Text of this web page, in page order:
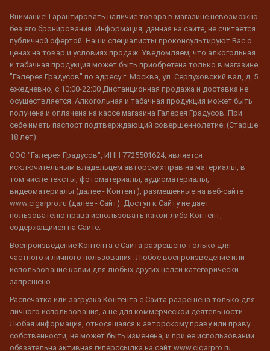
Внимание! Гарантировать наличие товара в магазине невозможно
без его бронирования. Информация, данная на сайте, не считается
публичной офертой. Наши специалисты проконсультируют Вас о
ценах на товар и условиях продаж. Уведомляем, что алкогольная
и табачная продукция может быть приобретена только в магазине
"Галерея Градусов" по адресу г. Москва, ул. Серпуховский вал, д. 5
ежедневно, с 10:00-22:00 Дистанционная продажа и доставка не
осуществляется. Алкогольная и табачная продукция может быть
получена и оплачена на кассе магазина Галерея Градусов. При
себе иметь паспорт подтверждающий совершеннолетие. (Старше
18 лет)
ООО "Галерея Градусов", ИНН 7725501624, является
исключительным владельцем авторских прав на материалы, в
том числе тексты, фотоматериалы, аудиоматериалы,
видеоматериалы (далее - Контент), размещенные на веб-сайте
www.cigarpro.ru (далее - Сайт). Доступ к Сайту не дает
пользователю права использовать какой-либо Контент,
содержащийся на Сайте.
Воспроизведение Контента с Сайта разрешено только для
частного и личного пользования. Любое воспроизведение или
использование копий для любых других целей категорически
запрещено.
Распечатка или загрузка Контента с Сайта разрешена только для
личного использования, а не для коммерческой деятельности.
Любая информация, относящаяся к авторскому праву или праву
собственности, не может быть изменена, и при ее использовании
обязательна активная гиперссылка на сайт www.cigarpro.ru